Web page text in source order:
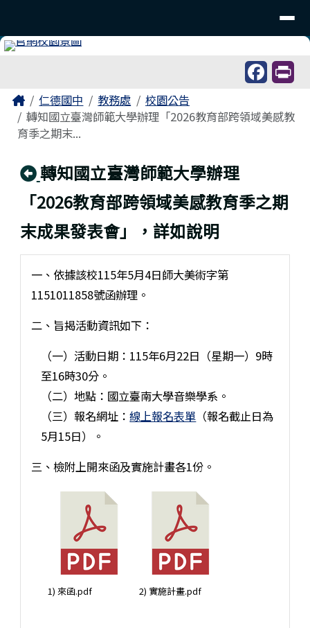
主內容區域
Home仁德國中 教務處
校園公告
轉知國立臺灣師範大學辦理「2026教育部跨領域美感教
育季之期末...
回上頁
轉知國立臺灣師範大學辦理
「2026教育部跨領域美感教育季之期
末成果發表會」，詳如說明
一、依據該校115年5月4日師大美術字第
1151011858號函辦理。
二、旨揭活動資訊如下：
（一）活動日期：115年6月22日（星期一）9時
至16時30分。
（二）地點：國立臺南大學音樂學系。
（三）報名網址：線上報名表單 （報名截止日為
5月15日）。
三、檢附上開來函及實施計畫各1份。
1) 來函.pdf 2) 實施計畫.pdf
頁尾區域